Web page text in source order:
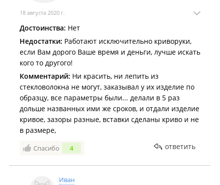
про них написаны их сотрудниками (по фото)!
18 августа 2020 г.
Достоинства: Нет
Недостатки: Работают исключительно криворуки,
если Вам дорого Ваше время и деньги, лучше искать
кого то другого!
Комментарий: Ни красить, ни лепить из
стекловолокна не могут, заказывал у их изделие по
образцу, все параметры были... делали в 5 раз
дольше названных ими же сроков, и отдали изделие
кривое, зазоры разные, вставки сделаны криво и не
в размере,
Спасибо 4 ответить
Иван